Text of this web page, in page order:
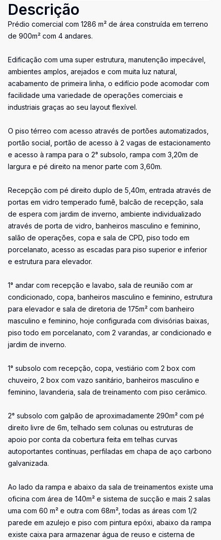
Descrição
Prédio comercial com 1286 m² de área construída em terreno
de 900m² com 4 andares.
Edificação com uma super estrutura, manutenção impecável,
ambientes amplos, arejados e com muita luz natural,
acabamento de primeira linha, o edifício pode acomodar com
facilidade uma variedade de operações comerciais e
industriais graças ao seu layout flexível.
O piso térreo com acesso através de portões automatizados,
portão social, portão de acesso à 2 vagas de estacionamento
e acesso à rampa para o 2° subsolo, rampa com 3,20m de
largura e pé direito na menor parte com 3,60m.
Recepção com pé direito duplo de 5,40m, entrada através de
portas em vidro temperado fumê, balcão de recepção, sala
de espera com jardim de inverno, ambiente individualizado
através de porta de vidro, banheiros masculino e feminino,
salão de operações, copa e sala de CPD, piso todo em
porcelanato, acesso as escadas para piso superior e inferior
e estrutura para elevador.
1° andar com recepção e lavabo, sala de reunião com ar
condicionado, copa, banheiros masculino e feminino, estrutura
para elevador e sala de diretoria de 175m² com banheiro
masculino e feminino, hoje configurada com divisórias baixas,
piso todo em porcelanato, com 2 varandas, ar condicionado e
jardim de inverno.
1° subsolo com recepção, copa, vestiário com 2 box com
chuveiro, 2 box com vazo sanitário, banheiros masculino e
feminino, lavanderia, sala de treinamento com piso cerâmico.
2° subsolo com galpão de aproximadamente 290m² com pé
direito livre de 6m, telhado sem colunas ou estruturas de
apoio por conta da cobertura feita em telhas curvas
autoportantes contínuas, perfiladas em chapa de aço carbono
galvanizada.
Ao lado da rampa e abaixo da sala de treinamentos existe uma
oficina com área de 140m² e sistema de sucção e mais 2 salas
uma com 60 m² e outra com 68m², todas as áreas com 1/2
parede em azulejo e piso com pintura epóxi, abaixo da rampa
existe caixa para armazenar água de reuso e cisterna de